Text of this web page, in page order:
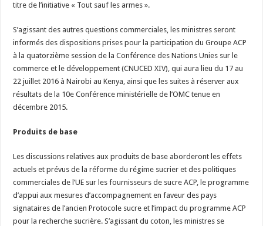
titre de l’initiative « Tout sauf les armes ».
S’agissant des autres questions commerciales, les ministres seront
informés des dispositions prises pour la participation du Groupe ACP
à la quatorzième session de la Conférence des Nations Unies sur le
commerce et le développement (CNUCED XIV), qui aura lieu du 17 au
22 juillet 2016 à Nairobi au Kenya, ainsi que les suites à réserver aux
résultats de la 10e Conférence ministérielle de l’OMC tenue en
décembre 2015.
Produits de base
Les discussions relatives aux produits de base aborderont les effets
actuels et prévus de la réforme du régime sucrier et des politiques
commerciales de l’UE sur les fournisseurs de sucre ACP, le programme
d’appui aux mesures d’accompagnement en faveur des pays
signataires de l’ancien Protocole sucre et l’impact du programme ACP
pour la recherche sucrière. S’agissant du coton, les ministres se